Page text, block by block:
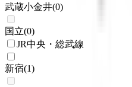
武蔵小金井(0)
国立(0)
JR中央・総武線
新宿(1)